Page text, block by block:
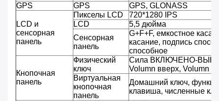
GPS
GPS GPS, GLONASS
LCD и
сенсорная
панель
Пикселы LCD
720*1280 IPS
LCD
5,5 дюйма
Сенсорная
панель
G+F+F, емкостное
касание, подпись
способное
Кнопочная
панель
Физический
ключ
Сила ВКЛЮЧЕНО-
Volumn вверх, Volumn
Виртуальная
кнопочная
панель
Домашний ключ,
клавиша, численные